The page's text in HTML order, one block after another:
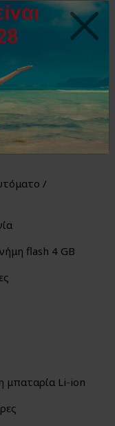
έως 550°C (-4°F
θερμοκρασία
και
Θερμότερο σημείο,
/
flash 4 GB
μπαταρία Li-ion